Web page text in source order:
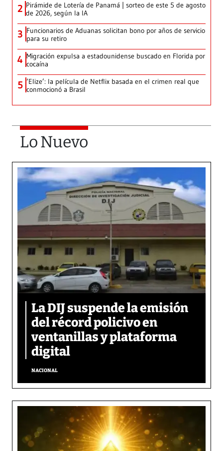
2 Pirámide de Lotería de Panamá | sorteo de este 5 de agosto
de 2026, según la IA
3 Funcionarios de Aduanas solicitan bono por años de servicio
para su retiro
4 Migración expulsa a estadounidense buscado en Florida por
cocaína
5 ‘Elize’: la película de Netflix basada en el crimen real que
conmocionó a Brasil
Lo Nuevo
La DIJ suspende la emisión
del récord policivo en
ventanillas y plataforma
digital
NACIONAL